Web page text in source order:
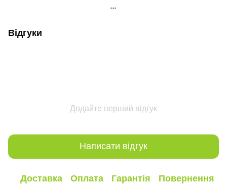
...
Відгуки
Додайте перший відгук
Написати відгук
Доставка Оплата Гарантія Повернення